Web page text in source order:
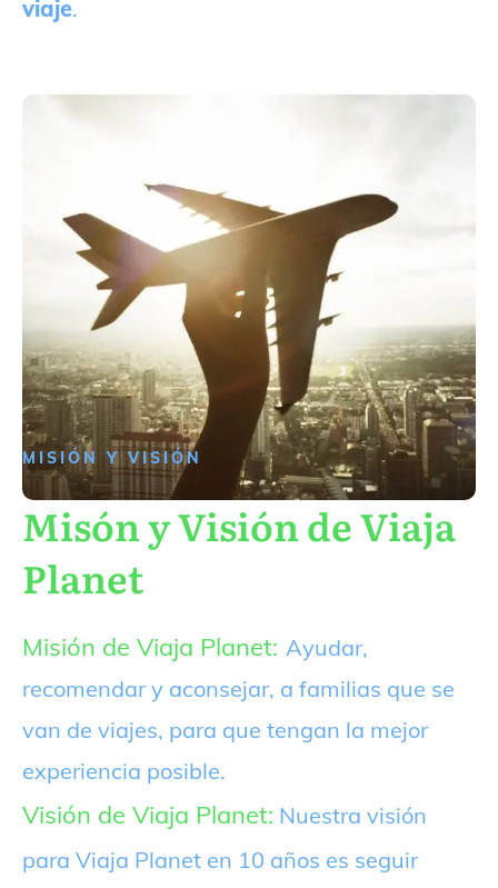
viaje.
MISIÓN Y VISIÓN
Misón y Visión de Viaja
Planet
Misión de Viaja Planet: Ayudar,
recomendar y aconsejar, a familias que se
van de viajes, para que tengan la mejor
experiencia posible.
Visión de Viaja Planet: Nuestra visión
para Viaja Planet en 10 años es seguir